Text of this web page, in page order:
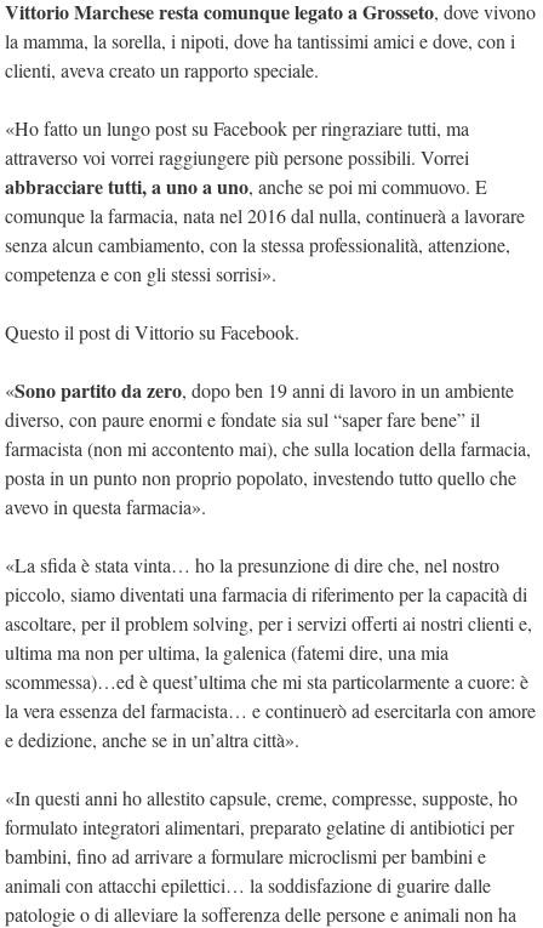
Vittorio Marchese resta comunque legato a Grosseto, dove vivono
la mamma, la sorella, i nipoti, dove ha tantissimi amici e dove, con i
clienti, aveva creato un rapporto speciale.
«Ho fatto un lungo post su Facebook per ringraziare tutti, ma
attraverso voi vorrei raggiungere più persone possibili. Vorrei
abbracciare tutti, a uno a uno, anche se poi mi commuovo. E
comunque la farmacia, nata nel 2016 dal nulla, continuerà a lavorare
senza alcun cambiamento, con la stessa professionalità, attenzione,
competenza e con gli stessi sorrisi».
Questo il post di Vittorio su Facebook.
«Sono partito da zero, dopo ben 19 anni di lavoro in un ambiente
diverso, con paure enormi e fondate sia sul “saper fare bene” il
farmacista (non mi accontento mai), che sulla location della farmacia,
posta in un punto non proprio popolato, investendo tutto quello che
avevo in questa farmacia».
«La sfida è stata vinta… ho la presunzione di dire che, nel nostro
piccolo, siamo diventati una farmacia di riferimento per la capacità di
ascoltare, per il problem solving, per i servizi offerti ai nostri clienti e,
ultima ma non per ultima, la galenica (fatemi dire, una mia
scommessa)…ed è quest’ultima che mi sta particolarmente a cuore: è
la vera essenza del farmacista… e continuerò ad esercitarla con amore
e dedizione, anche se in un’altra città».
«In questi anni ho allestito capsule, creme, compresse, supposte, ho
formulato integratori alimentari, preparato gelatine di antibiotici per
bambini, fino ad arrivare a formulare microclismi per bambini e
animali con attacchi epilettici… la soddisfazione di guarire dalle
patologie o di alleviare la sofferenza delle persone e animali non ha